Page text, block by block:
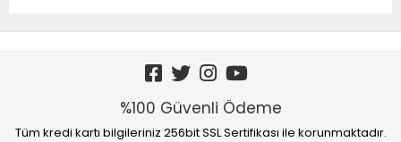
%100 Güvenli Ödeme
Tüm kredi kartı bilgileriniz 256bit SSL Sertifikası ile korunmaktadır.